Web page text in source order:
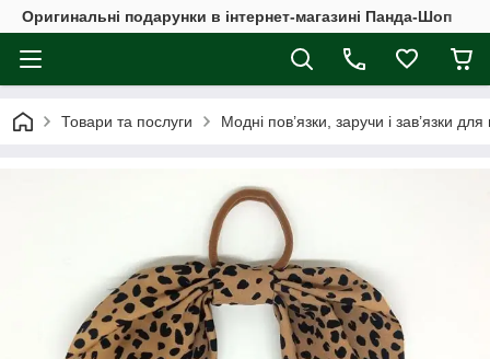
Оригинальні подарунки в інтернет-магазині Панда-Шоп
Товари та послуги Модні пов’язки, заручи і зав’язки